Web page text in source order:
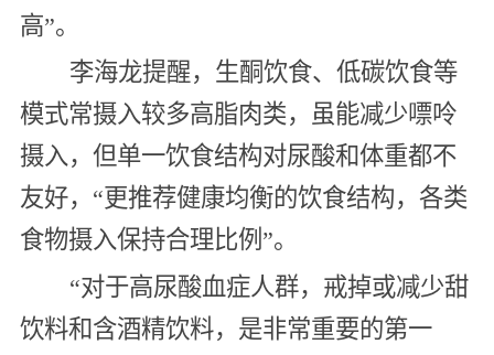
高”。
李海龙提醒，生酮饮食、低碳饮食等
模式常摄入较多高脂肉类，虽能减少嘌呤
摄入，但单一饮食结构对尿酸和体重都不
友好，“更推荐健康均衡的饮食结构，各类
食物摄入保持合理比例”。
“对于高尿酸血症人群，戒掉或减少甜
饮料和含酒精饮料，是非常重要的第一